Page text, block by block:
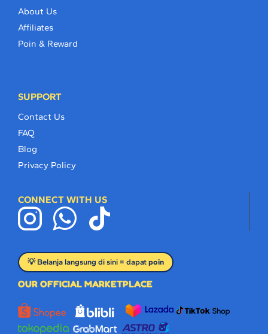
About Us
Affiliates
Poin & Reward
SUPPORT
Contact Us
FAQ
Blog
Privacy Policy
CONNECT WITH US
💡 Belanja langsung di sini = dapat poin
OUR OFFICIAL MARKETPLACE